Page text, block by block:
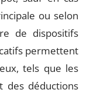
ou selon
de dispositifs
permettent
tels que les
des déductions